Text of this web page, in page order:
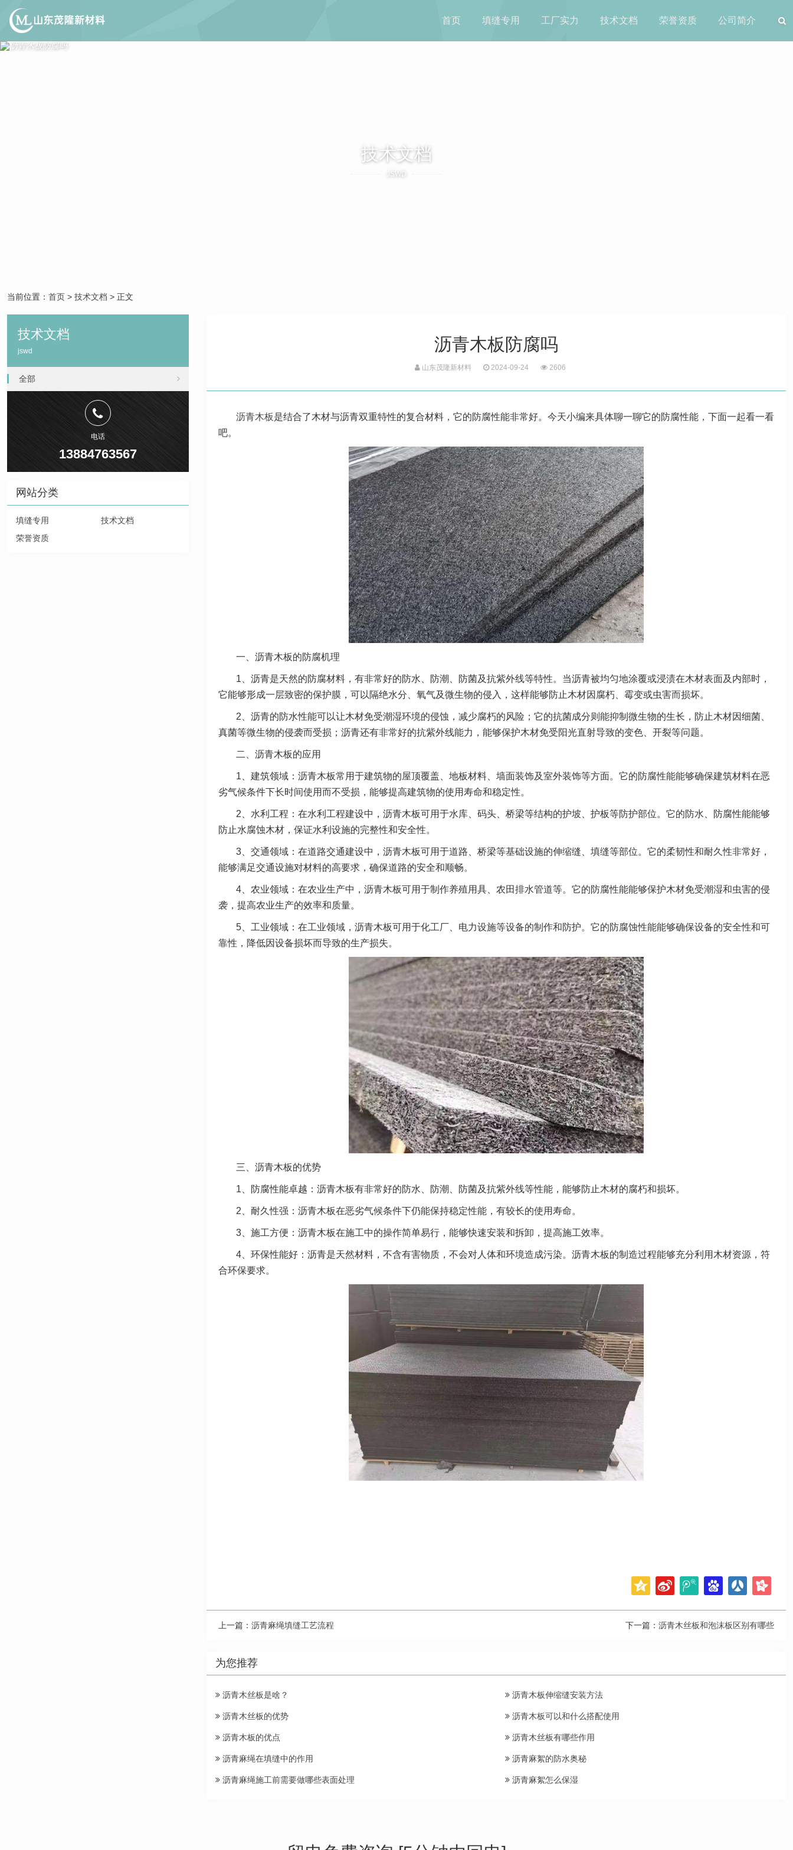
首页 填缝专用 工厂实力 技术文档 荣誉资质 公司简介
技术文档
JSWD
当前位置： 首页 > 技术文档 > 正文
沥青木板防腐吗
山东茂隆新材料 2024-09-24 2606
沥青木板是结合了木材与沥青双重特性的复合材料，它的防腐性能非常好。今天小编来具体聊一聊它的防腐性能，下面一起看一看
吧。
一、沥青木板的防腐机理
1、沥青是天然的防腐材料，有非常好的防水、防潮、防菌及抗紫外线等特性。当沥青被均匀地涂覆或浸渍在木材表面及内部时，
它能够形成一层致密的保护膜，可以隔绝水分、氧气及微生物的侵入，这样能够防止木材因腐朽、霉变或虫害而损坏。
2、沥青的防水性能可以让木材免受潮湿环境的侵蚀，减少腐朽的风险；它的抗菌成分则能抑制微生物的生长，防止木材因细菌、
真菌等微生物的侵袭而受损；沥青还有非常好的抗紫外线能力，能够保护木材免受阳光直射导致的变色、开裂等问题。
二、沥青木板的应用
1、建筑领域：沥青木板常用于建筑物的屋顶覆盖、地板材料、墙面装饰及室外装饰等方面。它的防腐性能能够确保建筑材料在恶
劣气候条件下长时间使用而不受损，能够提高建筑物的使用寿命和稳定性。
2、水利工程：在水利工程建设中，沥青木板可用于水库、码头、桥梁等结构的护坡、护板等防护部位。它的防水、防腐性能能够
防止水腐蚀木材，保证水利设施的完整性和安全性。
3、交通领域：在道路交通建设中，沥青木板可用于道路、桥梁等基础设施的伸缩缝、填缝等部位。它的柔韧性和耐久性非常好，
能够满足交通设施对材料的高要求，确保道路的安全和顺畅。
4、农业领域：在农业生产中，沥青木板可用于制作养殖用具、农田排水管道等。它的防腐性能能够保护木材免受潮湿和虫害的侵
袭，提高农业生产的效率和质量。
5、工业领域：在工业领域，沥青木板可用于化工厂、电力设施等设备的制作和防护。它的防腐蚀性能能够确保设备的安全性和可
靠性，降低因设备损坏而导致的生产损失。
三、沥青木板的优势
1、防腐性能卓越：沥青木板有非常好的防水、防潮、防菌及抗紫外线等性能，能够防止木材的腐朽和损坏。
2、耐久性强：沥青木板在恶劣气候条件下仍能保持稳定性能，有较长的使用寿命。
3、施工方便：沥青木板在施工中的操作简单易行，能够快速安装和拆卸，提高施工效率。
4、环保性能好：沥青是天然材料，不含有害物质，不会对人体和环境造成污染。沥青木板的制造过程能够充分利用木材资源，符
合环保要求。
上一篇： 沥青麻绳填缝工艺流程 下一篇： 沥青木丝板和泡沫板区别有哪些
为您推荐
沥青木丝板是啥？ 沥青木板伸缩缝安装方法
沥青木丝板的优势 沥青木板可以和什么搭配使用
沥青木板的优点 沥青木丝板有哪些作用
沥青麻绳在填缝中的作用 沥青麻絮的防水奥秘
沥青麻绳施工前需要做哪些表面处理 沥青麻絮怎么保湿
技术文档
jswd
全部
电话
13884763567
网站分类
填缝专用
技术文档
荣誉资质